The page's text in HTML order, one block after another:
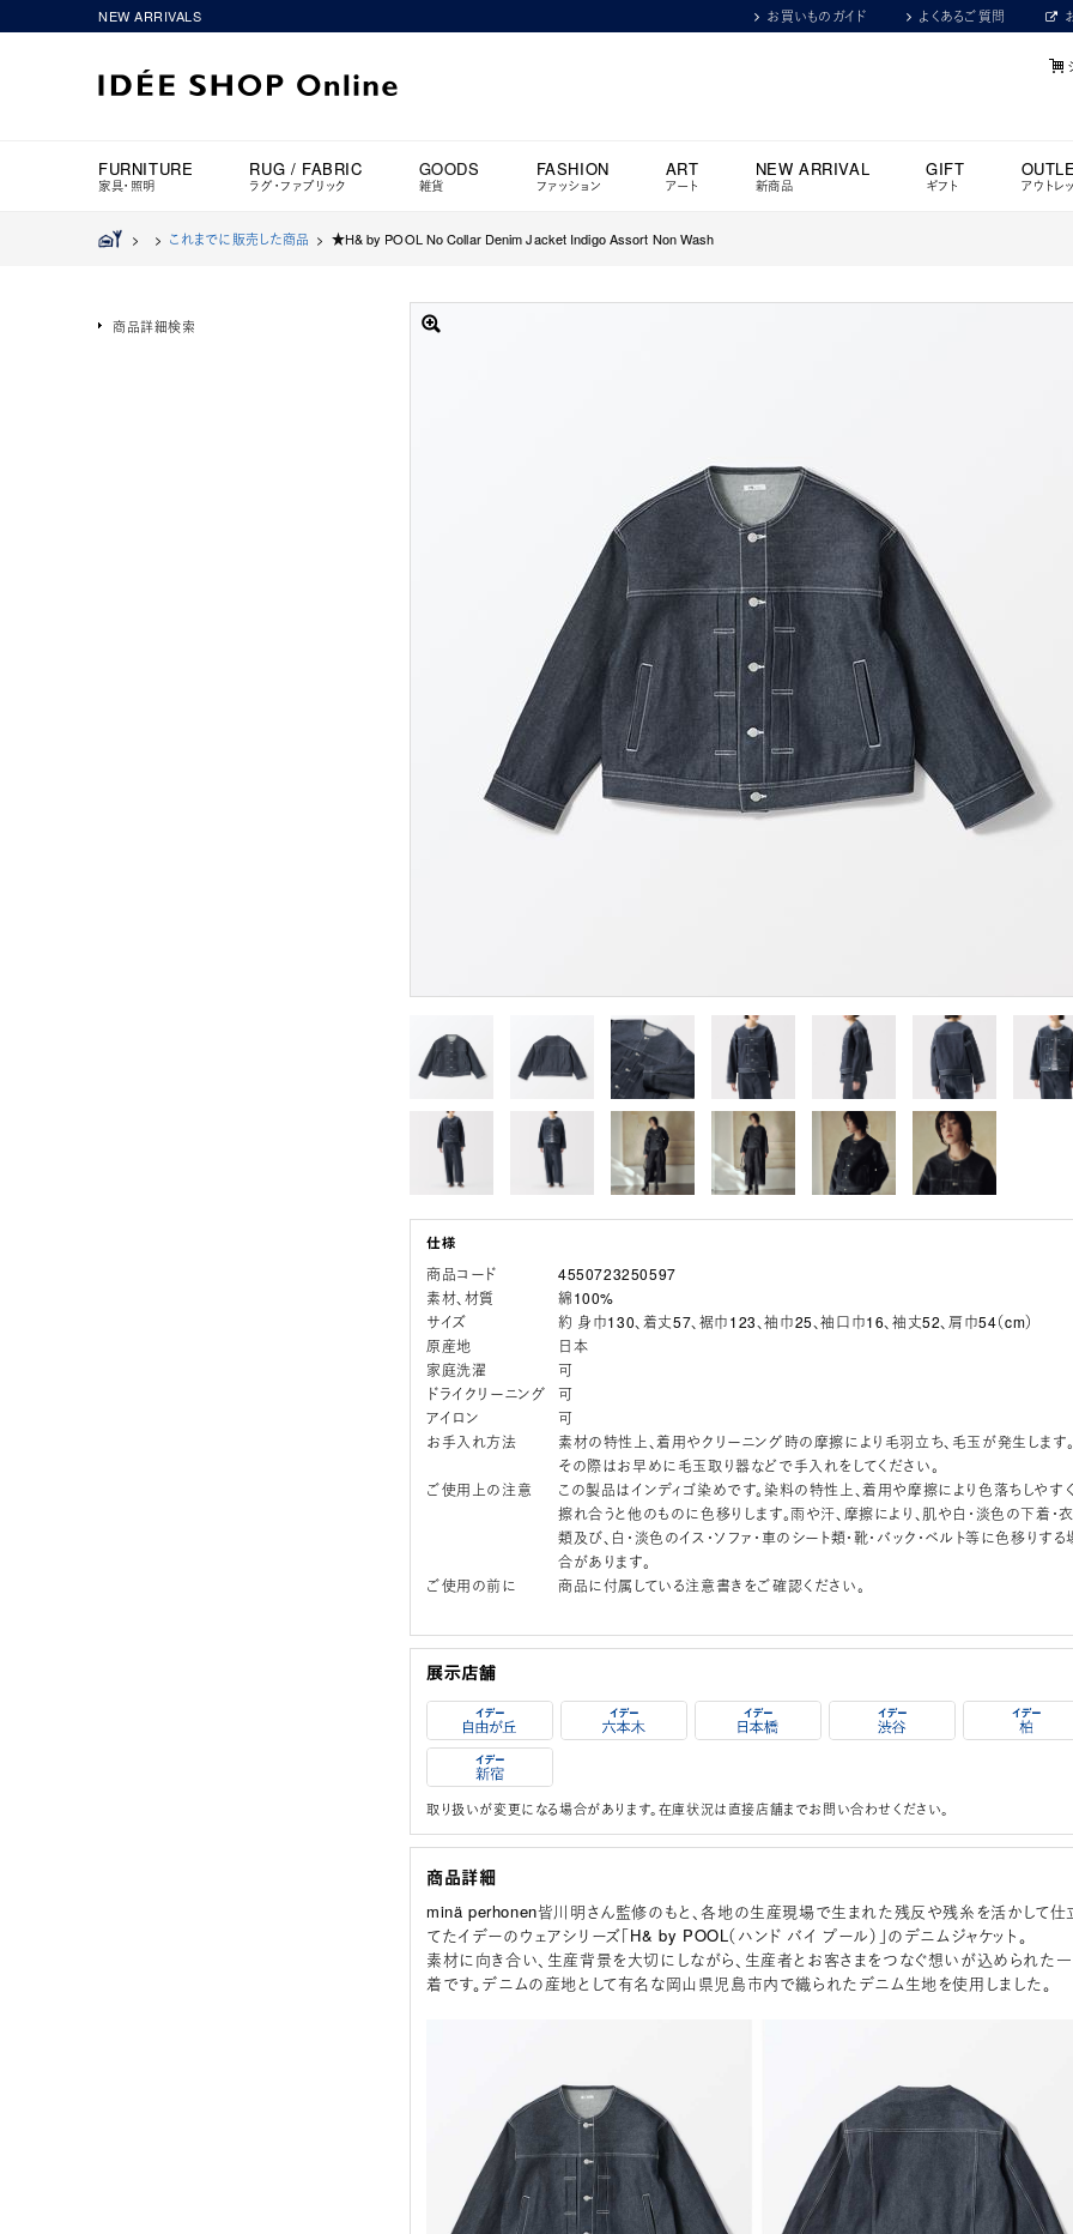
NEW ARRIVALS お買いものガイド よくあるご質問
FURNITURE
家具・照明
RUG / FABRIC
ラグ・ファブリック
GOODS
雑貨
FASHION
ファッション
ART
アート
NEW ARRIVAL
新商品
GIFT
ギフト アウトレ
> > これまでに販売した商品 > ★H& by POOL No Collar Denim Jacket Indigo Assort Non Wash
商品コード
4550723250597
素材、材質
綿100%
サイズ
約 身巾130、着丈57、裾巾123、袖巾25、袖口巾16、袖丈52、肩巾54（cm）
原産地
日本
家庭洗濯
可
ドライクリーニング
可
アイロン
可
お手入れ方法
素材の特性上、着用やクリーニング時の摩擦により毛羽立ち、毛玉が発生します
その際はお早めに毛玉取り器などで手入れをしてください。
ご使用上の注意
この製品はインディゴ染めです。染料の特性上、着用や摩擦により色落ちしやすく
擦れ合うと他のものに色移りします。雨や汗、摩擦により、肌や白・淡色の下着・衣
類及び、白・淡色のイス・ソファ・車のシート類・靴・バック・ベルト等に色移りする
合があります。
ご使用の前に
商品に付属している注意書きをご確認ください。
取り扱いが変更になる場合があります。在庫状況は直接店舗までお問い合わせください。
商品詳細
minä perhonen皆川明さん監修のもと、各地の生産現場で生まれた残反や残糸を活かして仕
てたイデーのウェアシリーズ「H& by POOL（ハンド バイ プール）」のデニムジャケット。
素材に向き合い、生産背景を大切にしながら、生産者とお客さまをつなぐ想いが込められた一
着です。デニムの産地として有名な岡山県児島市内で織られたデニム生地を使用しました。
商品詳細検索